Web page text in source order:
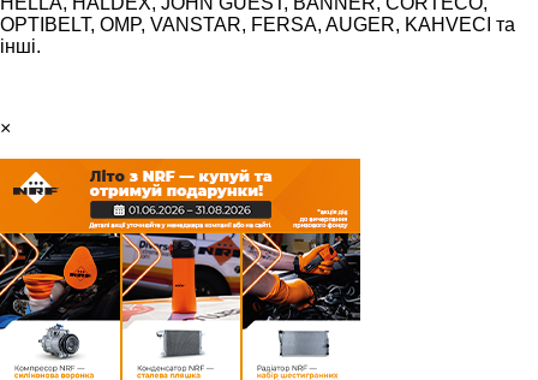
OPTIBELT, OMP, VANSTAR, FERSA, AUGER, KAHVECI та
інші.
×